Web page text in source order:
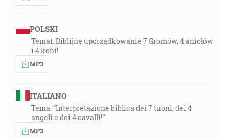
POLSKI
Temat: Biblijne uporządkowanie 7 Gromów, 4 aniołów
i 4 koni!
MP3
ITALIANO
Tema: “Interpretazione biblica dei 7 tuoni, dei 4
angeli e dei 4 cavalli!”
MP3